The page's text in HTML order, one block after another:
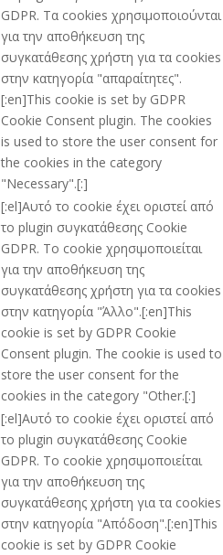
GDPR. Τα cookies χρησιμοποιούνται
για την αποθήκευση της
συγκατάθεσης χρήστη για τα cookies
στην κατηγορία "απαραίτητες".
[:en]This cookie is set by GDPR
Cookie Consent plugin. The cookies
is used to store the user consent for
the cookies in the category
"Necessary".[:]
[:el]Αυτό το cookie έχει οριστεί από
το plugin συγκατάθεσης Cookie
GDPR. Το cookie χρησιμοποιείται
για την αποθήκευση της
συγκατάθεσης χρήστη για τα cookies
στην κατηγορία "Άλλο".[:en]This
cookie is set by GDPR Cookie
Consent plugin. The cookie is used to
store the user consent for the
cookies in the category "Other.[:]
[:el]Αυτό το cookie έχει οριστεί από
το plugin συγκατάθεσης Cookie
GDPR. Το cookie χρησιμοποιείται
για την αποθήκευση της
συγκατάθεσης χρήστη για τα cookies
στην κατηγορία "Απόδοση".[:en]This
cookie is set by GDPR Cookie